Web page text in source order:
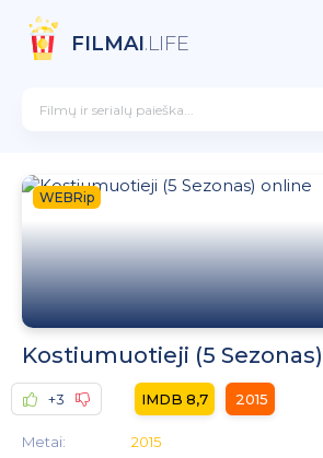
FILMAI.LIFE
WEBRip
Kostiumuotieji (5
+3 8,7 2015
Metai:
2015